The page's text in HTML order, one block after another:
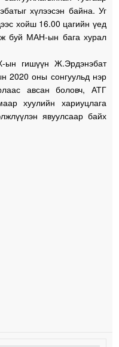
хүлээсэн байна. Уг
хойш 16.00 цагийн үед
буй МАН-ын бага хурал
ын гишүүн Ж.Эрдэнэбат
2020 оны сонгуульд нэр
авсан боловч, АТГ
хуулийн хариуцлага
явуулсаар байх